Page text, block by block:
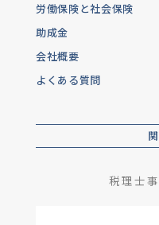
労働保険と社会保険
助成金
会社概要
よくある質問
税理士